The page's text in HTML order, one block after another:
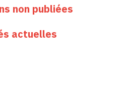
non publiées
actuelles